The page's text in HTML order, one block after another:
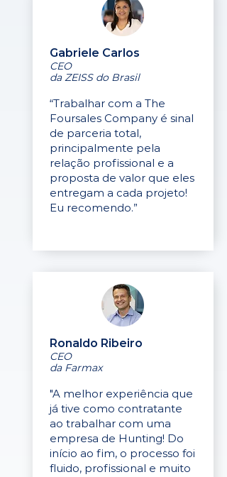
Gabriele Carlos
CEO
da ZEISS do Brasil
“Trabalhar com a The
Foursales Company é sinal
de parceria total,
principalmente pela
relação profissional e a
proposta de valor que eles
entregam a cada projeto!
Eu recomendo.”
Ronaldo Ribeiro
CEO
da Farmax
"A melhor experiência que
já tive como contratante
ao trabalhar com uma
empresa de Hunting! Do
início ao fim, o processo foi
fluido, profissional e muito